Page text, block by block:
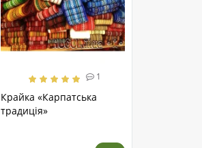
1
Крайка «Карпатська
традиція»